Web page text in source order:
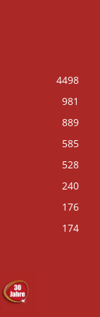
4498
981
889
585
528
240
176
174